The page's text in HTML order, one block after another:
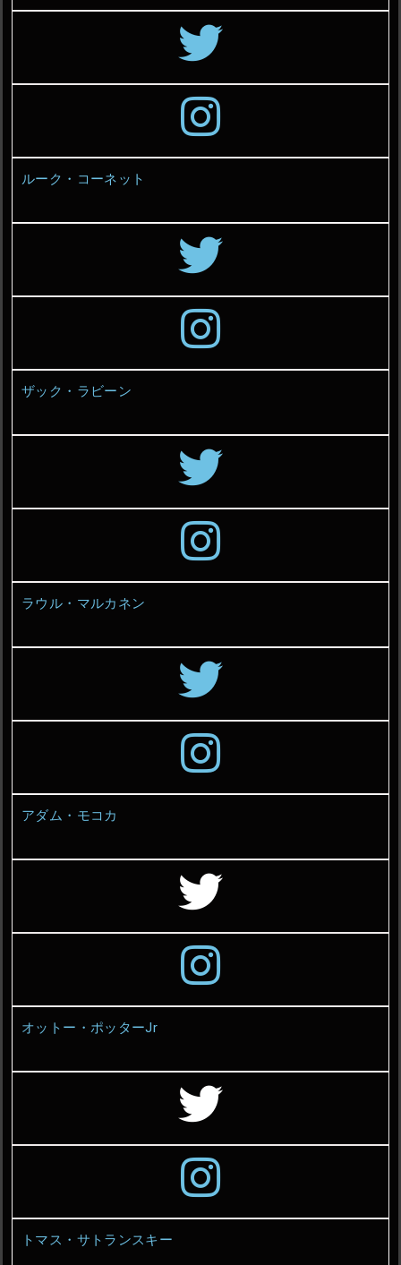
ルーク・コーネット
ザック・ラビーン
ラウル・マルカネン
アダム・モコカ
オットー・ポッターJr
トマス・サトランスキー